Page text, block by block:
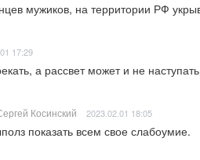
мужиков, на территории РФ
17:29
а рассвет может и не
Косинский 2023.02.01 18:05
показать всем свое слабоумие.